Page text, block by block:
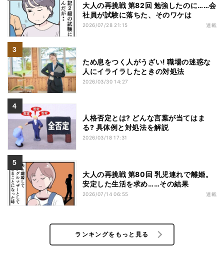
大人の再挑戦 第82回 勉強したのに……会
社員が試験に落ちた、そのワケは
2026/07/28 21:15 連載
ため息をつく人がうざい! 職場の迷惑な
人にイライラしたときの対処法
2026/03/30 14:27
人格否定とは? どんな言葉が当てはま
る? 具体例と対処法を解説
2026/03/18 17:31
大人の再挑戦 第80回 乳児連れで離婚。
安定した生活を求め……その結果
2026/07/14 06:55 連載
ランキングをもっと見る